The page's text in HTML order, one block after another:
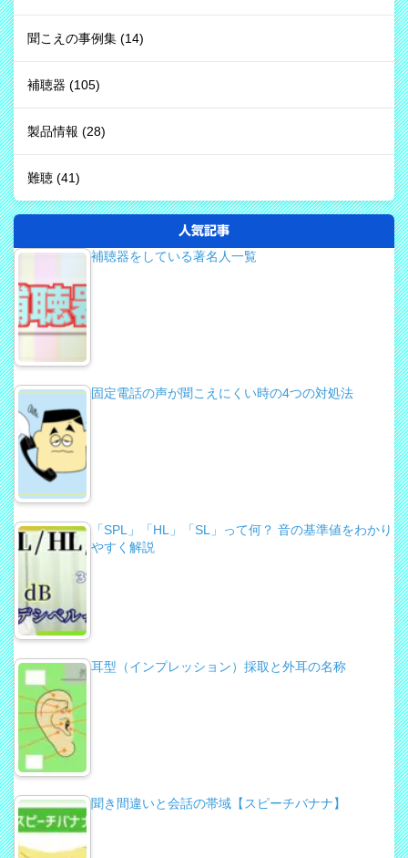
聞こえの事例集 (14)
補聴器 (105)
製品情報 (28)
難聴 (41)
人気記事
補聴器をしている著名人一覧
固定電話の声が聞こえにくい時の4つの対処法
「SPL」「HL」「SL」って何？ 音の基準値をわかり
やすく解説
耳型（インプレッション）採取と外耳の名称
聞き間違いと会話の帯域【スピーチバナナ】